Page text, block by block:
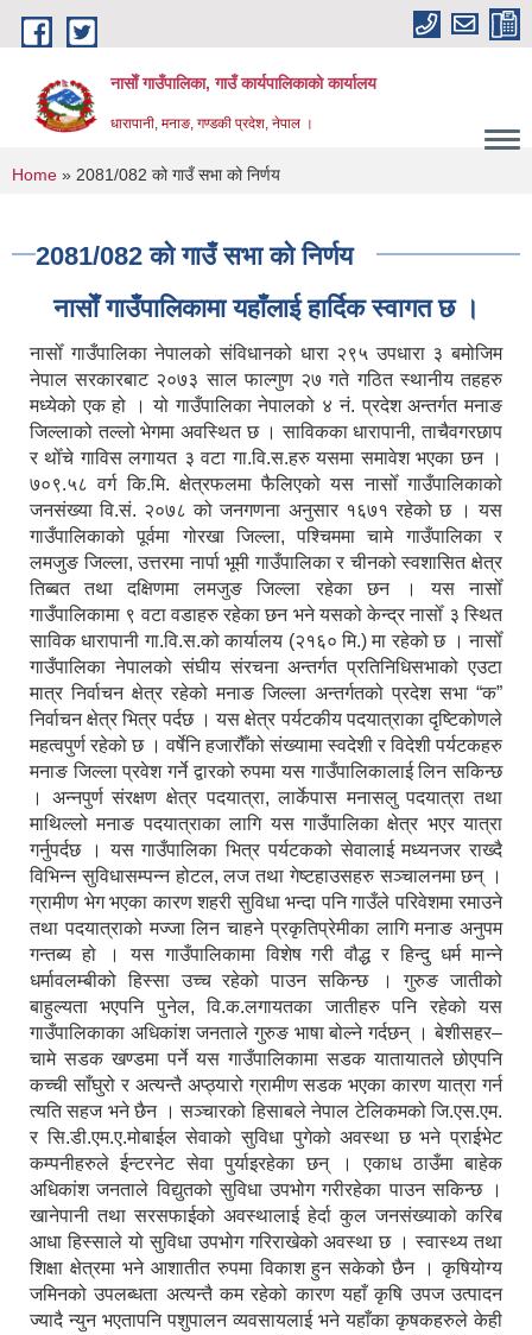
Skip to main content
नासाेँ गाउँपालिका, गाउँ कार्यपालिकाकाे कार्यालय
धारापानी, मनाङ, गण्डकी प्रदेश, नेपाल ।
You are here
Home » 2081/082 को गाउँ सभा को निर्णय
2081/082 को गाउँ सभा को निर्णय
नासाेँ गाउँपालिकामा यहाँलाई हार्दिक स्वागत छ ।
नासोँ गाउँपालिका नेपालको संविधानको धारा २९५ उपधारा ३ बमोजिम
नेपाल सरकारबाट २०७३ साल फाल्गुण २७ गते गठित स्थानीय तहहरु
मध्येको एक हो । यो गाउँपालिका नेपालको ४ नं. प्रदेश अन्तर्गत मनाङ
जिल्लाको तल्लो भेगमा अवस्थित छ । साविकका धारापानी‚ ताचैवगरछाप
र थोँचे गाविस लगायत ३ वटा गा.वि.स.हरु यसमा समावेश भएका छन ।
७०९.५८ वर्ग कि.मि. क्षेत्रफलमा फैलिएको यस नासोँ गाउँपालिकाको
जनसंख्या वि.सं. २०७८ को जनगणना अनुसार १६७१ रहेको छ । यस
गाउँपालिकाको पूर्वमा गोरखा जिल्ला, पश्चिममा चामे गाउँपालिका र
लमजुङ जिल्ला, उत्तरमा नार्पा भूमी गाउँपालिका र चीनको स्वशासित क्षेत्र
तिब्बत तथा दक्षिणमा लमजुङ जिल्ला रहेका छन । यस नासोँ
गाउँपालिकामा ९ वटा वडाहरु रहेका छन भने यसको केन्द्र नासोँ ३ स्थित
साविक धारापानी गा.वि.स.को कार्यालय (२१६० मि.) मा रहेको छ । नासोँ
गाउँपालिका नेपालको संघीय संरचना अन्तर्गत प्रतिनिधिसभाको एउटा
मात्र निर्वाचन क्षेत्र रहेको मनाङ जिल्ला अन्तर्गतको प्रदेश सभा “क”
निर्वाचन क्षेत्र भित्र पर्दछ । यस क्षेत्र पर्यटकीय पदयात्राका दृष्टिकोणले
महत्वपुर्ण रहेको छ । वर्षेनि हजारौँको संख्यामा स्वदेशी र विदेशी पर्यटकहरु
मनाङ जिल्ला प्रवेश गर्ने द्वारको रुपमा यस गाउँपालिकालाई लिन सकिन्छ
। अन्नपुर्ण संरक्षण क्षेत्र पदयात्रा, लार्केपास मनासलु पदयात्रा तथा
माथिल्लो मनाङ पदयात्राका लागि यस गाउँपालिका क्षेत्र भएर यात्रा
गर्नुपर्दछ । यस गाउँपालिका भित्र पर्यटकको सेवालाई मध्यनजर राख्दै
विभिन्न सुविधासम्पन्न होटल, लज तथा गेष्टहाउसहरु सञ्चालनमा छन् ।
ग्रामीण भेग भएका कारण शहरी सुविधा भन्दा पनि गाउँले परिवेशमा रमाउने
तथा पदयात्राको मज्जा लिन चाहने प्रकृतिप्रेमीका लागि मनाङ अनुपम
गन्तब्य हो । यस गाउँपालिकामा विशेष गरी वौद्ध र हिन्दु धर्म मान्ने
धर्मावलम्बीको हिस्सा उच्च रहेको पाउन सकिन्छ । गुरुङ जातीको
बाहुल्यता भएपनि पुनेल, वि.क.लगायतका जातीहरु पनि रहेको यस
गाउँपालिकाका अधिकांश जनताले गुरुङ भाषा बोल्ने गर्दछन् । बेशीसहर–
चामे सडक खण्डमा पर्ने यस गाउँपालिकामा सडक यातायातले छोएपनि
कच्ची साँघुरो र अत्यन्तै अप्ठ्यारो ग्रामीण सडक भएका कारण यात्रा गर्न
त्यति सहज भने छैन । सञ्चारको हिसाबले नेपाल टेलिकमको जि.एस.एम.
र सि.डी.एम.ए.मोबाईल सेवाको सुविधा पुगेको अवस्था छ भने प्राईभेट
कम्पनीहरुले ईन्टरनेट सेवा पुर्याइरहेका छन् । एकाध ठाउँमा बाहेक
अधिकांश जनताले विद्युतको सुविधा उपभोग गरीरहेका पाउन सकिन्छ ।
खानेपानी तथा सरसफाईको अवस्थालाई हेर्दा कुल जनसंख्याको करिब
आधा हिस्साले यो सुविधा उपभोग गरिराखेको अवस्था छ । स्वास्थ्य तथा
शिक्षा क्षेत्रमा भने आशातीत रुपमा विकाश हुन सकेको छैन । कृषियोग्य
जमिनको उपलब्धता अत्यन्तै कम रहेको कारण यहाँ कृषि उपज उत्पादन
ज्यादै न्युन भएतापनि पशुपालन व्यवसायलाई भने यहाँका कृषकहरुले केही